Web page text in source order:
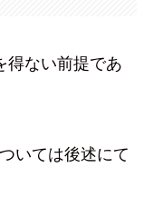
得ない前提であ
いては後述にて